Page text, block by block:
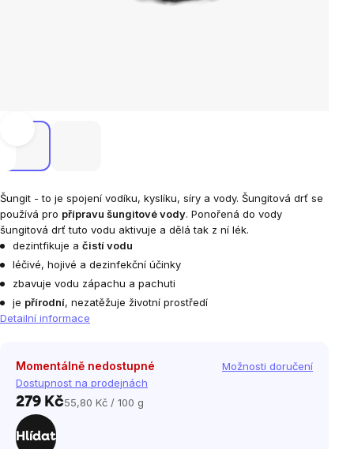
Šungit - to je spojení vodíku, kyslíku, síry a vody. Šungitová drť se
používá pro přípravu šungitové vody. Ponořená do vody
šungitová drť tuto vodu aktivuje a dělá tak z ní lék.
dezintfikuje a čistí vodu
léčivé, hojivé a dezinfekční účinky
zbavuje vodu zápachu a pachuti
je přírodní, nezatěžuje životní prostředí
Detailní informace
Momentálně nedostupné
Dostupnost na prodejnách
Možnosti doručení
279 KčMěrná
55,80 Kč / 100 g
Hlídat